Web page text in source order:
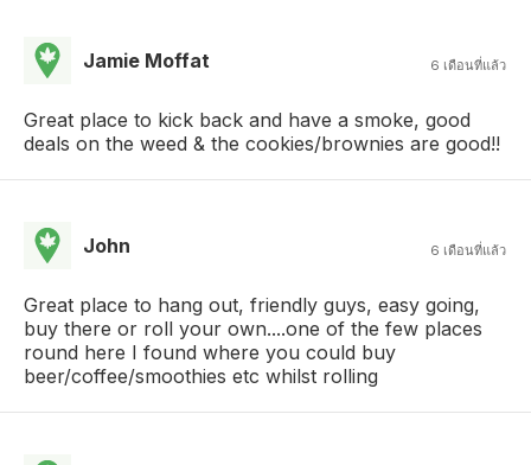
Jamie Moffat 6 เดือนที่แล้ว
Great place to kick back and have a smoke, good
deals on the weed & the cookies/brownies are good!!
John 6 เดือนที่แล้ว
Great place to hang out, friendly guys, easy going,
buy there or roll your own....one of the few places
round here I found where you could buy
beer/coffee/smoothies etc whilst rolling